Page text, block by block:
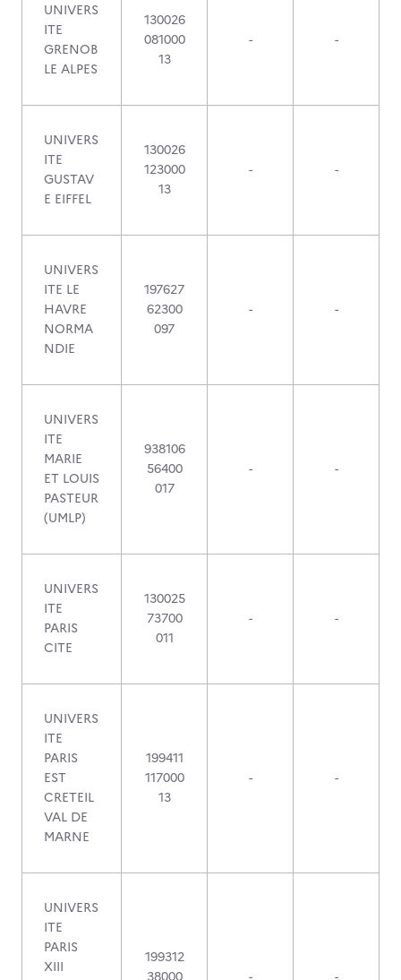
UNIVERS
ITE
GRENOB
LE ALPES
130026
081000
13
- -
UNIVERS
ITE
GUSTAV
E EIFFEL
130026
123000
13
- -
UNIVERS
ITE LE
HAVRE
NORMA
NDIE
197627
62300
097
- -
UNIVERS
ITE
MARIE
ET LOUIS
PASTEUR
(UMLP)
938106
56400
017
- -
UNIVERS
ITE
PARIS
CITE
130025
73700
011
- -
UNIVERS
ITE
PARIS
EST
CRETEIL
VAL DE
MARNE
199411
117000
13
- -
UNIVERS
ITE
PARIS
XIII
199312